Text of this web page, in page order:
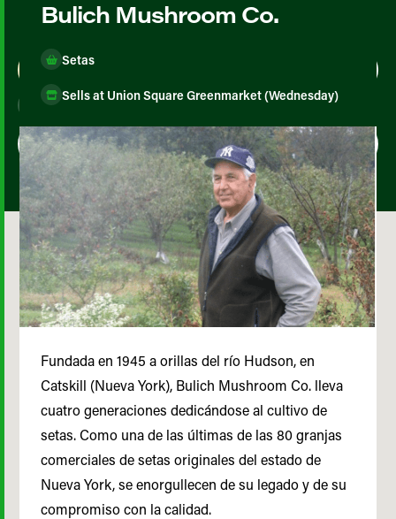
productores
Map View
Bulich Mushroom Co.
Setas
Sells at Union Square Greenmarket (Wednesday)
Fundada en 1945 a orillas del río Hudson, en
Catskill (Nueva York), Bulich Mushroom Co. lleva
cuatro generaciones dedicándose al cultivo de
setas. Como una de las últimas de las 80 granjas
comerciales de setas originales del estado de
Nueva York, se enorgullecen de su legado y de su
compromiso con la calidad.